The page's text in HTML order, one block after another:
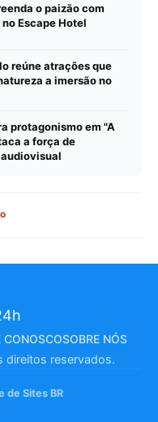
o paizão com
Escape Hotel
reúne atrações que
a imersão no
protagonismo em "A
a força de
CONOSCOSOBRE NÓS
reservados.
de Sites BR